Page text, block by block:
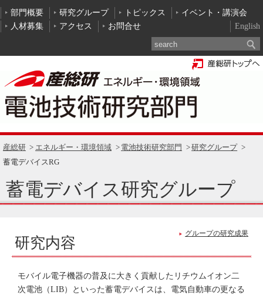
部門概要 研究グループ トピックス
イベント・講演会
人材募集
アクセス お問合せ English
産総研 エネルギー・環境領域 電池技術研究部門
研究グループ
蓄電デバイスRG
蓄電デバイス研究グループ
グループの研究成果
研究内容
モバイル電子機器の普及に大きく貢献したリチウムイオン二
次電池（LIB）といった蓄電デバイスは、電気自動車の更なる